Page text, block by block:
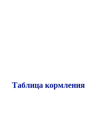
Таблица кормления